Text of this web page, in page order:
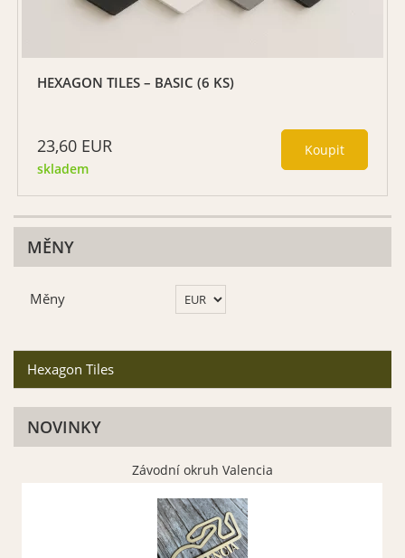
HEXAGON TILES – BASIC (6 KS)
skladem
23,60 EUR
MĚNY
Měny
Hexagon Tiles
NOVINKY
Závodní okruh Valencia